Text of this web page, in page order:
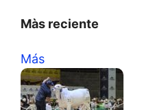
Màs reciente
Más